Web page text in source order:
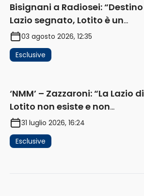
Bisignani a Radiosei: “Destino
Lazio segnato, Lotito è un
problema, la chiave sono
Flaminio e politica. La protesta
e gli interessi dei fondi”
03 agosto 2026, 12:35
Esclusive
‘NMM’ – Zazzaroni: “La Lazio di
Lotito non esiste e non
funziona più. E’ ora di lasciare,
ma lui non ascolta. Pignataro?
Ho verificato…” (AUDIO)
31 luglio 2026, 16:24
Esclusive